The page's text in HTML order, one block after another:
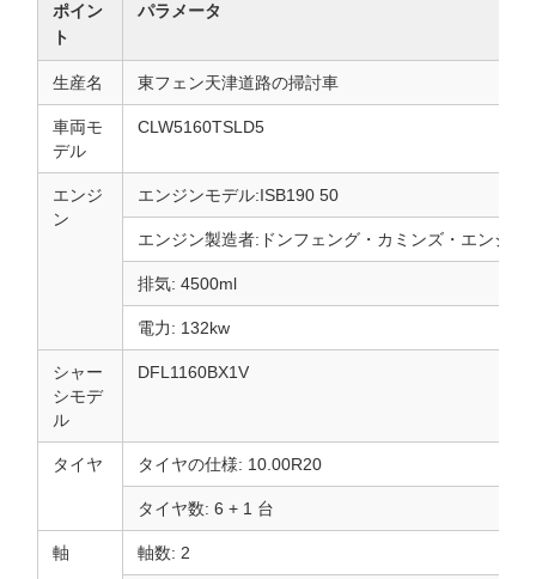
ポイン
ト
パラメータ
生産名 東フェン天津道路の掃討車
車両モ
デル
CLW5160TSLD5
エンジ
ン
エンジンモデル:ISB190 50
エンジン製造者:ドンフェング・カミンズ・エンジン
排気: 4500ml
電力: 132kw
シャー
シモデ
ル
DFL1160BX1V
タイヤ タイヤの仕様: 10.00R20
タイヤ数: 6 + 1 台
軸 軸数: 2